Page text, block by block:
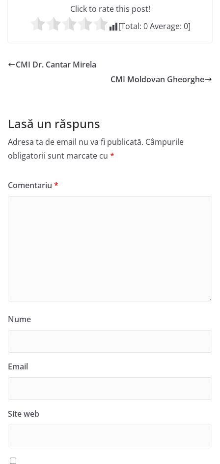
Click to rate this post!
[Total: 0Average: 0]
CMI Dr. Cantar Mirela
CMI Moldovan Gheorghe
Lasă un răspuns
Adresa ta de email nu va fi publicată. Câmpurile
obligatorii sunt marcate cu *
Comentariu *
Nume
Email
Site web